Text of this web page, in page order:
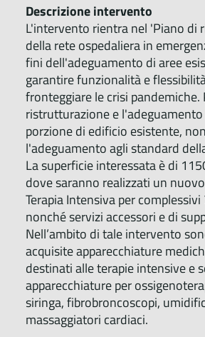
Descrizione intervento
L'intervento rientra nel 'Piano di
della rete ospedaliera in
fini dell'adeguamento di aree
garantire funzionalità e
fronteggiare le crisi pandemiche.
ristrutturazione e
porzione di edificio esistente,
l'adeguamento agli standard
La superficie interessata è di
dove saranno realizzati un
Terapia Intensiva per
nonché servizi accessori e di
Nell’ambito di tale intervento
acquisite apparecchiature
destinati alle terapie intensive e
apparecchiature per
siringa, fibrobroncoscopi,
massaggiatori cardiaci.